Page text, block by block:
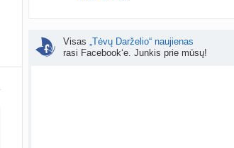
atnaujintaDingDong prieš 5 d.
Visas „Tėvų Darželio“ naujienas
rasi Facebook‘e. Junkis prie mūsų!